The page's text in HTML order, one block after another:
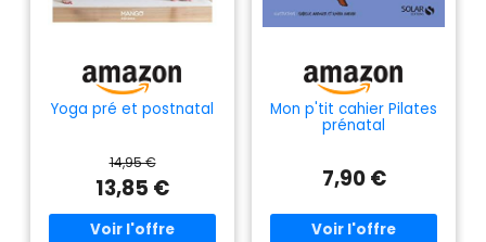
Yoga pré et postnatal
14,95 €
13,85 €
Mon p'tit cahier Pilates
prénatal
7,90 €